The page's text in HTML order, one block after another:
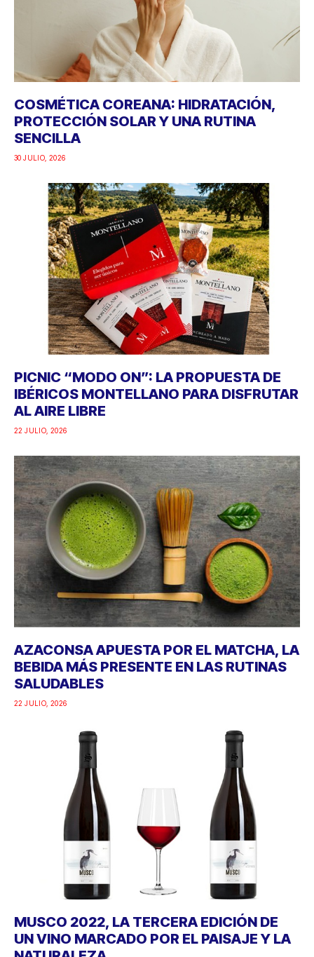
COSMÉTICA COREANA: HIDRATACIÓN,
PROTECCIÓN SOLAR Y UNA RUTINA
SENCILLA
30 JULIO, 2026
PICNIC “MODO ON”: LA PROPUESTA DE
IBÉRICOS MONTELLANO PARA DISFRUTAR
AL AIRE LIBRE
22 JULIO, 2026
AZACONSA APUESTA POR EL MATCHA, LA
BEBIDA MÁS PRESENTE EN LAS RUTINAS
SALUDABLES
22 JULIO, 2026
MUSCO 2022, LA TERCERA EDICIÓN DE
UN VINO MARCADO POR EL PAISAJE Y LA